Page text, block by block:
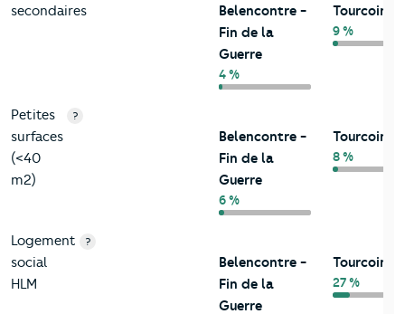
secondaires
Belencontre -
Fin de la
Guerre
4 %
Tourcoing
9 %
Petites
surfaces
(<40
m2)
?
Belencontre -
Fin de la
Guerre
6 %
Tourcoing
8 %
Logement
social
HLM
?
Belencontre -
Fin de la
Guerre
Tourcoing
27 %